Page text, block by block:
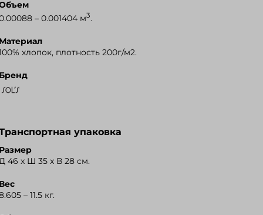
– 0.001404 м3.
хлопок, плотность 200г/м2.
упаковка
46 x Ш 35 x В 28 см.
– 11.5 кг.